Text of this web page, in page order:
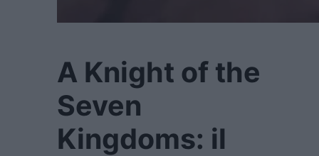
A Knight of the
Seven
Kingdoms: il